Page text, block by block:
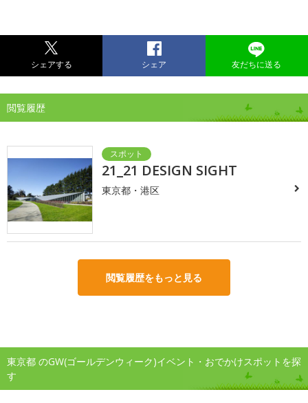
シェアする シェア 友だちに送る
閲覧履歴
21_21 DESIGN SIGHT
東京都・港区
閲覧履歴をもっと見る
東京都 のGW(ゴールデンウィーク)イベント・おでかけスポットを探
す